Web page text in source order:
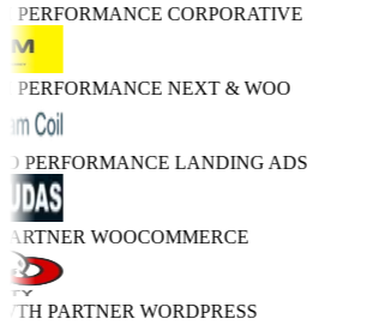
PERFORMANCECORPORATIVE
PERFORMANCENEXT & WOO
PERFORMANCELANDING ADS
WOOCOMMERCE
PARTNERWORDPRESS